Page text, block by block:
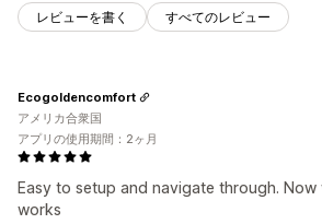
レビューを書く すべてのレビュー
Easy to setup and navigate through. Now
works
Ecogoldencomfort
アメリカ合衆国
アプリの使用期間：2ヶ月